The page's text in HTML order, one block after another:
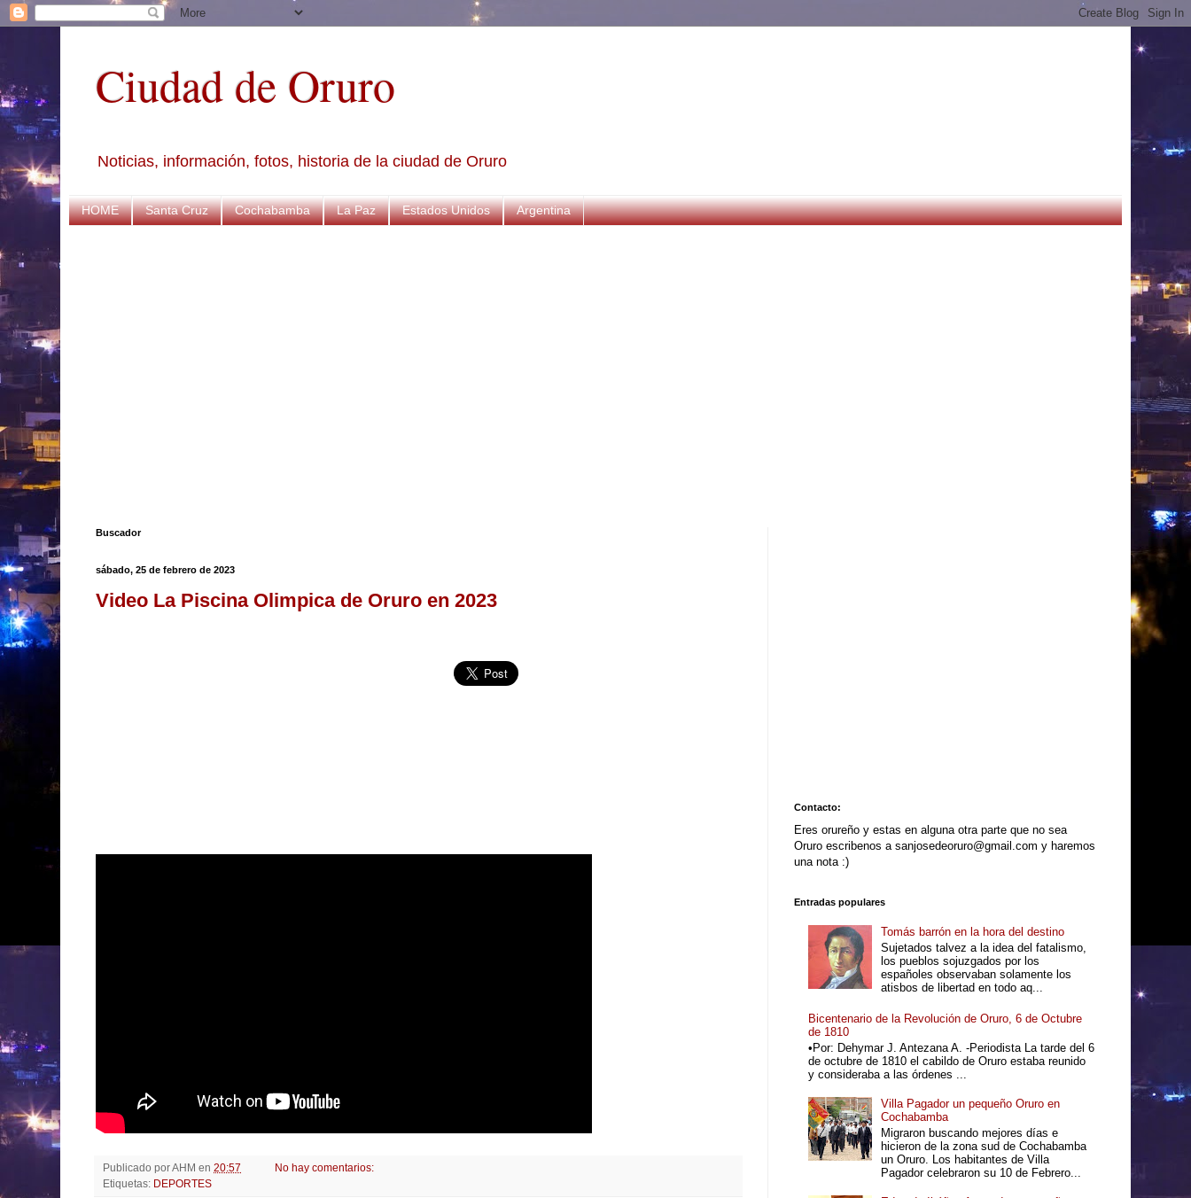
Ciudad de Oruro
Noticias, información, fotos, historia de la ciudad de Oruro
HOME Santa Cruz Cochabamba La Paz Estados Unidos Argentina
Buscador
sábado, 25 de febrero de 2023
Video La Piscina Olimpica de Oruro en 2023
Publicado porAHM en 20:57
No hay comentarios:
Etiquetas: DEPORTES
Contacto:
Eres orureño y estas en alguna otra parte que no sea
Oruro escribenos a sanjosedeoruro@gmail.com y haremos
una nota :)
Entradas populares
Tomás barrón en la hora del destino
Sujetados talvez a la idea del fatalismo,
los pueblos sojuzgados por los
españoles observaban solamente los
atisbos de libertad en todo aq...
Bicentenario de la Revolución de Oruro, 6 de Octubre
de 1810
•Por: Dehymar J. Antezana A. -Periodista La tarde del 6
de octubre de 1810 el cabildo de Oruro estaba reunido
y consideraba a las órdenes ...
Villa Pagador un pequeño Oruro en
Cochabamba
Migraron buscando mejores días e
hicieron de la zona sud de Cochabamba
un Oruro. Los habitantes de Villa
Pagador celebraron su 10 de Febrero...